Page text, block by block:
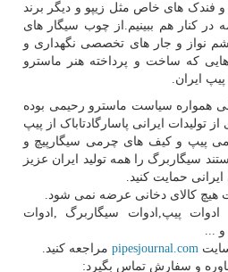
فندک های خاص مثل زیپو و دیگر برند
در کنار هم ببینیم.از چوب سیگار های
نواز و جار های تخصصی نگهداری و
که ساخت و پرداخته هنر ماسترو
ایران.
همواره سیاست ماسترو رحیمی بوده
ایرانی پاسارگادتاباک از پیپ
پیپ و کیف های چرمی سیگارپیچ و
سیگاربرگ را همه تولید ایران عزیز
حمایت کنید.
هیچ کالای دخانی عرضه نمی شود.
پیپ,ادوات سیگاربرگ ,ادوات
و ...
pipesjournal.com مراجعه کنید.
و سفارش تماس بگیرد: